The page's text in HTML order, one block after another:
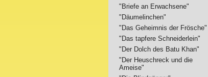
"Briefe an Erwachsene"
"Däumelinchen"
"Das Geheimnis der Frösche"
"Das tapfere Schneiderlein"
"Der Dolch des Batu Khan"
"Der Heuschreck und die
Ameise"